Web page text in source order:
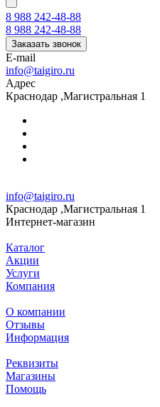
8 988 242-48-88
8 988 242-48-88
Заказать звонок
E-mail
info@taigiro.ru
Адрес
Краснодар ,Магистральная 1
info@taigiro.ru
Краснодар ,Магистральная 1
Интернет-магазин
Каталог
Акции
Услуги
Компания
О компании
Отзывы
Информация
Реквизиты
Магазины
Помощь